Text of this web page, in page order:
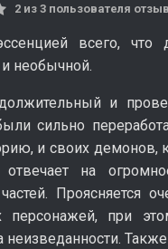
2 из 3 пользователя
всего,
необычной.
и
сильно
и своих демонов,
на
Проясняется
персонажей, при